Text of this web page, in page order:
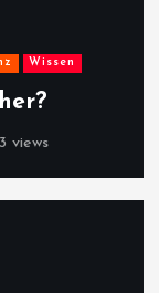
Wissen
views